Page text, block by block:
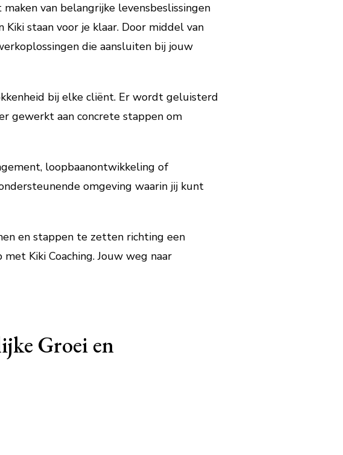
van belangrijke levensbeslissingen
staan voor je klaar. Door middel van
die aansluiten bij jouw
bij elke cliënt. Er wordt geluisterd
gewerkt aan concrete stappen om
loopbaanontwikkeling of
omgeving waarin jij kunt
en stappen te zetten richting een
Kiki Coaching. Jouw weg naar
Groei en